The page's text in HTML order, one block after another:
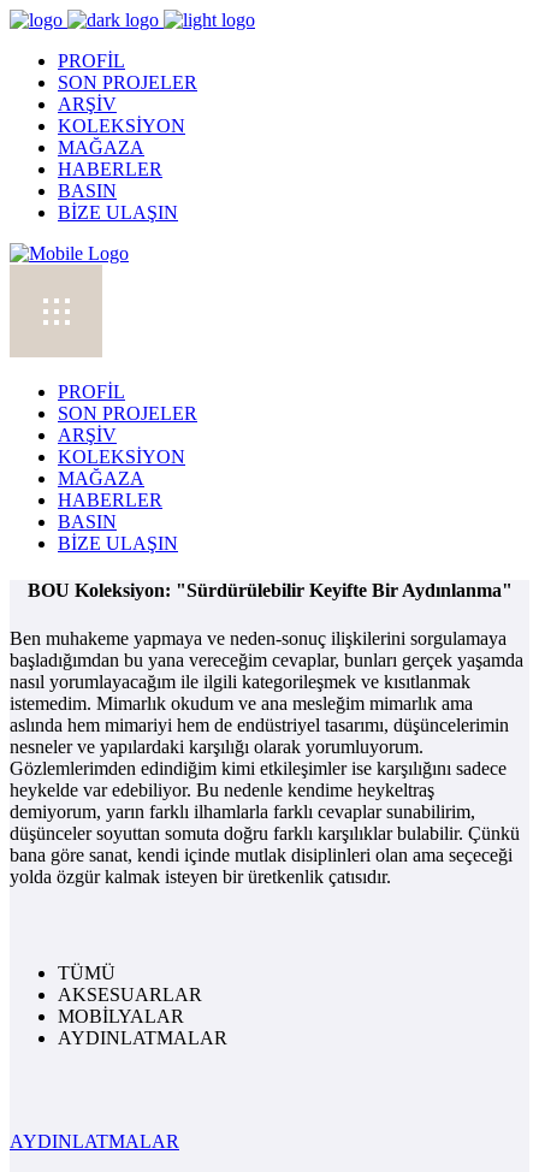
PROFİL
SON PROJELER
ARŞİV
KOLEKSİYON
MAĞAZA
HABERLER
BASIN
BİZE ULAŞIN
PROFİL
SON PROJELER
ARŞİV
KOLEKSİYON
MAĞAZA
HABERLER
BASIN
BİZE ULAŞIN
BOU Koleksiyon: "Sürdürülebilir Keyifte Bir Aydınlanma"
Ben muhakeme yapmaya ve neden-sonuç ilişkilerini sorgulamaya
başladığımdan bu yana vereceğim cevaplar, bunları gerçek yaşamda
nasıl yorumlayacağım ile ilgili kategorileşmek ve kısıtlanmak
istemedim. Mimarlık okudum ve ana mesleğim mimarlık ama
aslında hem mimariyi hem de endüstriyel tasarımı, düşüncelerimin
nesneler ve yapılardaki karşılığı olarak yorumluyorum.
Gözlemlerimden edindiğim kimi etkileşimler ise karşılığını sadece
heykelde var edebiliyor. Bu nedenle kendime heykeltraş
demiyorum, yarın farklı ilhamlarla farklı cevaplar sunabilirim,
düşünceler soyuttan somuta doğru farklı karşılıklar bulabilir. Çünkü
bana göre sanat, kendi içinde mutlak disiplinleri olan ama seçeceği
yolda özgür kalmak isteyen bir üretkenlik çatısıdır.
TÜMÜ
AKSESUARLAR
MOBİLYALAR
AYDINLATMALAR
AYDINLATMALAR